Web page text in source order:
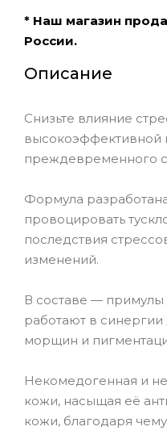
* Наш магазин
России.
Описание
Снизьте влияние
высокоэффективной
преждевременного
Формула
провоцировать
последствия
изменений.
В составе — примулы
работают в
морщин и
Некомедогенная и
кожи, насыщая её
кожи, благодаря